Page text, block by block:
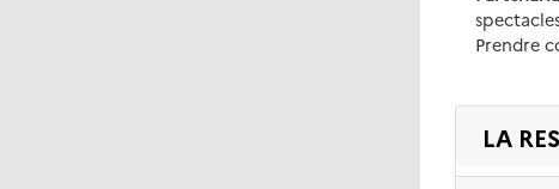
Prendre
LA